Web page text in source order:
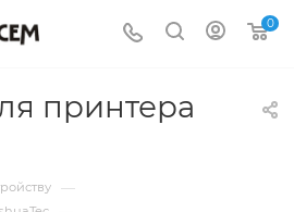
0
принтера
—